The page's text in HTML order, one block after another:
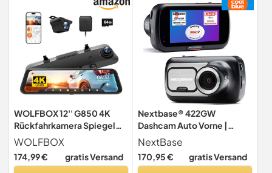
WOLFBOX 12'' G850 4K
Rückfahrkamera Spiegel
mit 5.8GHz WiFi und
Sprachsteuerung, Dual
Dash Cam Spiegel Auto
WOLFBOX
174,99 € gratis Versand
Nextbase® 422GW
Dashcam Auto Vorne |
Parkmodus 24/7
Parküberwachung | 1440p
30fps Dash Cam | 2,5-Zoll-
NextBase
170,95 € gratis Versand